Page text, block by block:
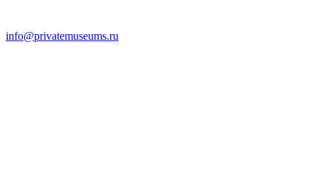
info@privatemuseums.ru